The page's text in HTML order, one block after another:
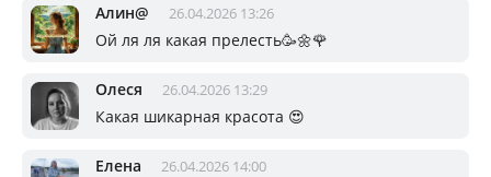
Алин@ 26.04.2026 13:26
Ой ля ля какая прелесть🥳🌼🌹
Олеся 26.04.2026 13:29
Какая шикарная красота 😍
Елена 26.04.2026 14:00